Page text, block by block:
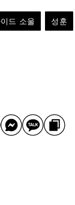
드 소울 성훈